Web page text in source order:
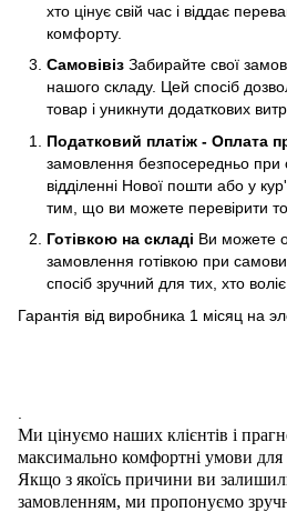
хто цінує свій час і віддає
комфорту.
Самовівіз Забирайте свої
нашого складу. Цей спосіб
товар і уникнути додаткових
Податковий платіж - Оплата
замовлення безпосередньо при
відділенні Нової пошти або у
тим, що ви можете перевірити
Готівкою на складі Ви можете
замовлення готівкою при
спосіб зручний для тих, хто
Гарантія від виробника 1 місяц на
Ми цінуємо наших клієнтів і
максимально комфортні умови для
Якщо з якоїсь причини ви
замовленням, ми пропонуємо